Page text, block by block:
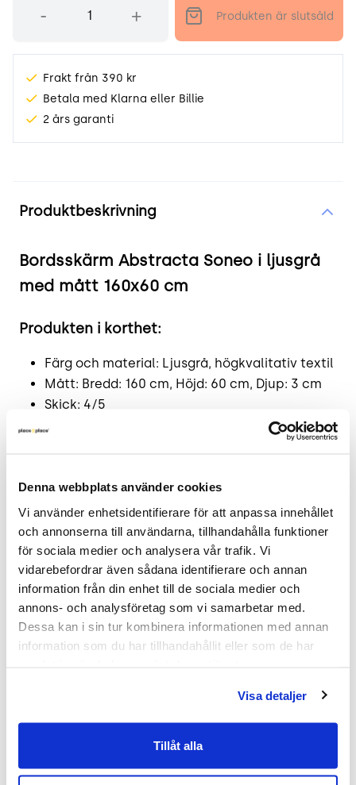
Denna webbplats använder cookies
Vi använder enhetsidentifierare för att anpassa innehållet
och annonserna till användarna, tillhandahålla funktioner
för sociala medier och analysera vår trafik. Vi
vidarebefordrar även sådana identifierare och annan
information från din enhet till de sociala medier och
annons- och analysföretag som vi samarbetar med.
Dessa kan i sin tur kombinera informationen med annan
information som du har tillhandahållit eller som de har
Visa detaljer
Tillåt alla
- + Produkten är slutsåld
Frakt från 390 kr
Betala med Klarna eller Billie
2 års garanti
Produktbeskrivning
Bordsskärm Abstracta Soneo i ljusgrå
med mått 160x60 cm
Produkten i korthet:
Färg och material: Ljusgrå, högkvalitativ textil
Mått: Bredd: 160 cm, Höjd: 60 cm, Djup: 3 cm
Skick: 4/5
2 års garanti
med Abstracta Soneo
Soneo sätter ljudlandskapet i fokus med sin
innovativa skärm som är en balanserad
kombination av funktion och diskret design.
Perfekt anpassad för utmanande akustiska
miljöer. Denna bordsskärm erbjuder en effektiv
lösning för att skapa lugn och koncentration
genom att minska ljudnivån och skapa privatliv.
elegant lösning som främjar produktivitet i öppna